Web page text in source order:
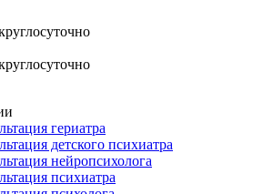
гериатра
детского психиатра
нейропсихолога
психиатра